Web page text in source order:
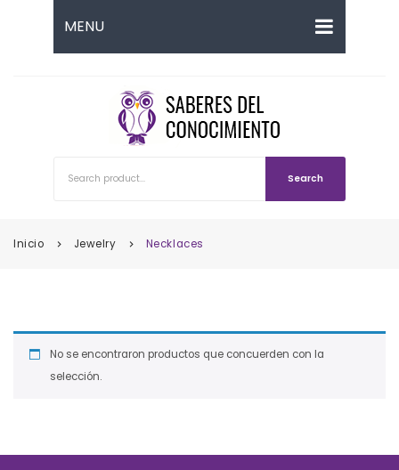
MENU
EVENTOS
CONTACTO
BLOG
Search
Inicio keyboard_arrow_right Jewelry keyboard_arrow_right Necklaces
No se encontraron productos que concuerden con la
selección.